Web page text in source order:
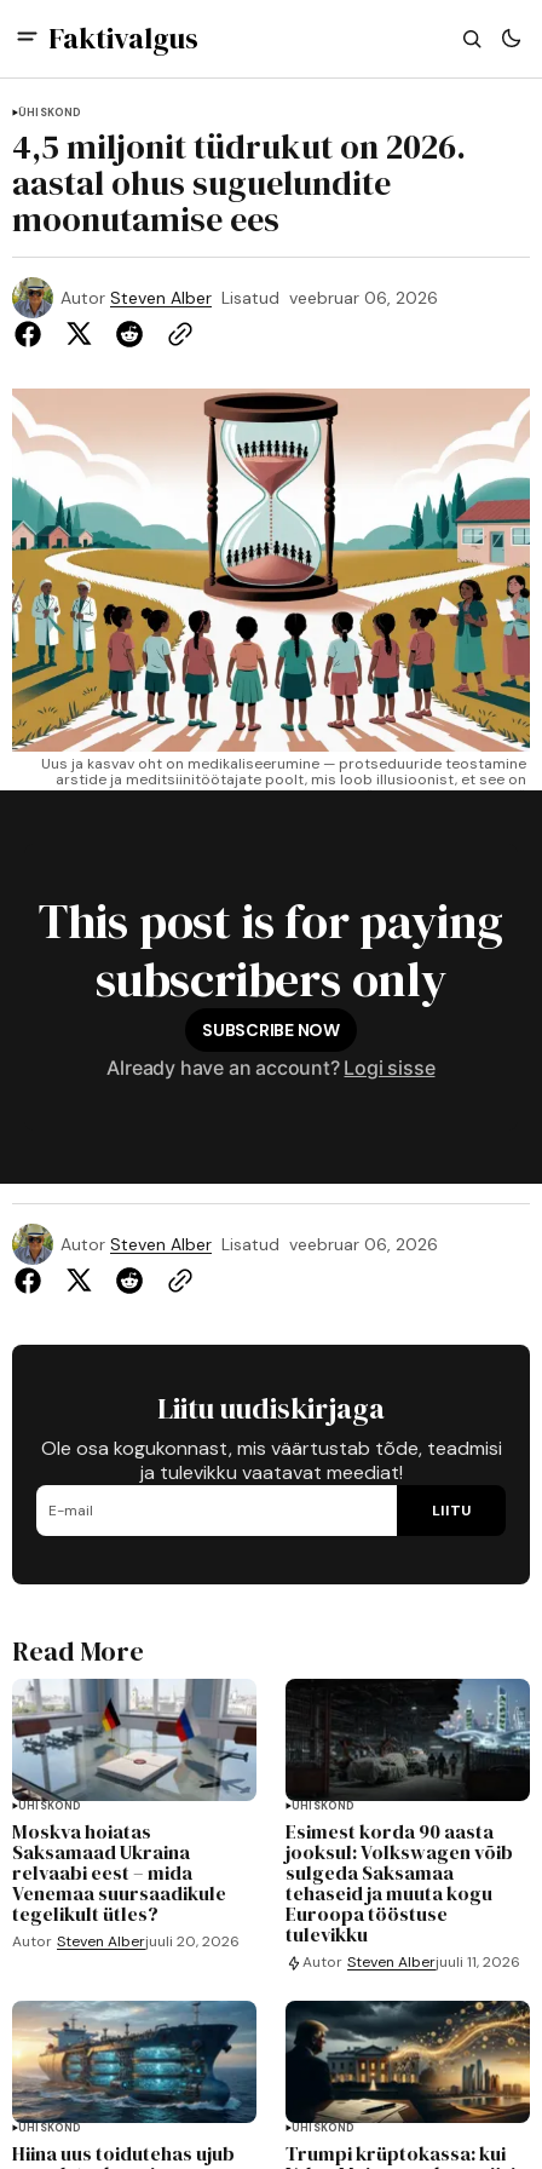
Faktivalgus
ÜHISKOND
4,5 miljonit tüdrukut on 2026.
aastal ohus suguelundite
moonutamise ees
Autor Steven Alber Lisatud veebruar 06, 2026
Uus ja kasvav oht on medikaliseerumine — protseduuride teostamine
arstide ja meditsiinitöötajate poolt, mis loob illusioonist, et see on
„ohutum" ja „aktsepteeritavam".
This post is for paying
subscribers only
SUBSCRIBE NOW
Already have an account? Logi sisse
Autor Steven Alber Lisatud veebruar 06, 2026
Liitu uudiskirjaga
Ole osa kogukonnast, mis väärtustab tõde, teadmisi
ja tulevikku vaatavat meediat!
LIITU
Read More
ÜHISKOND
Moskva hoiatas
Saksamaad Ukraina
relvaabi eest – mida
Venemaa suursaadikule
tegelikult ütles?
Autor Steven Alberjuuli 20, 2026
ÜHISKOND
Esimest korda 90 aasta
jooksul: Volkswagen võib
sulgeda Saksamaa
tehaseid ja muuta kogu
Euroopa tööstuse
tulevikku
Autor Steven Alberjuuli 11, 2026
ÜHISKOND
Hiina uus toidutehas ujub
ÜHISKOND
Trumpi krüptokassa: kui